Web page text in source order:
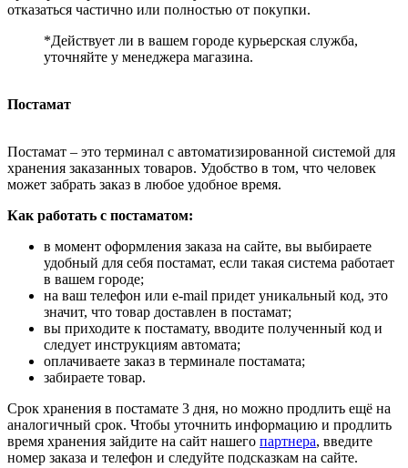
отказаться частично или полностью от покупки.
*Действует ли в вашем городе курьерская служба,
уточняйте у менеджера магазина.
Постамат
Постамат – это терминал с автоматизированной системой для
хранения заказанных товаров. Удобство в том, что человек
может забрать заказ в любое удобное время.
Как работать с постаматом:
в момент оформления заказа на сайте, вы выбираете
удобный для себя постамат, если такая система работает
в вашем городе;
на ваш телефон или e-mail придет уникальный код, это
значит, что товар доставлен в постамат;
вы приходите к постамату, вводите полученный код и
следует инструкциям автомата;
оплачиваете заказ в терминале постамата;
забираете товар.
Срок хранения в постамате 3 дня, но можно продлить ещё на
аналогичный срок. Чтобы уточнить информацию и продлить
время хранения зайдите на сайт нашего партнера, введите
номер заказа и телефон и следуйте подсказкам на сайте.